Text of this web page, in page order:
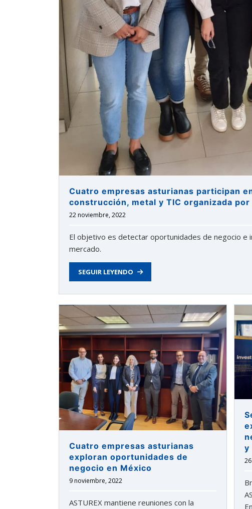
Cuatro empresas asturianas participan
construcción, metal y TIC organizada por
22 noviembre, 2022
El objetivo es detectar oportunidades de negocio e
mercado.
SEGUIR LEYENDO
Cuatro empresas asturianas
exploran oportunidades de
negocio en México
9 noviembre, 2022
ASTUREX mantiene reuniones con la
y
astu
informarte sobre los eventos y actividades
Al continuar con la Conversación, aceptas
nuestrapolítica de privacidad
¿En que te puedo ayudar hoy?